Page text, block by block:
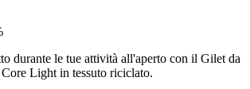
durante le tue attività all'aperto con il Gilet da
Light in tessuto riciclato.